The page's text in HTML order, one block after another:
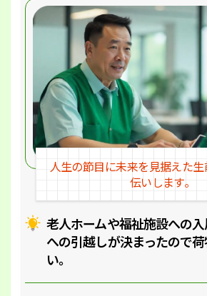
老人ホームや福祉施設への
への引越しが決まったので
い｡
人生の節目に未来を見据えた
伝いします｡